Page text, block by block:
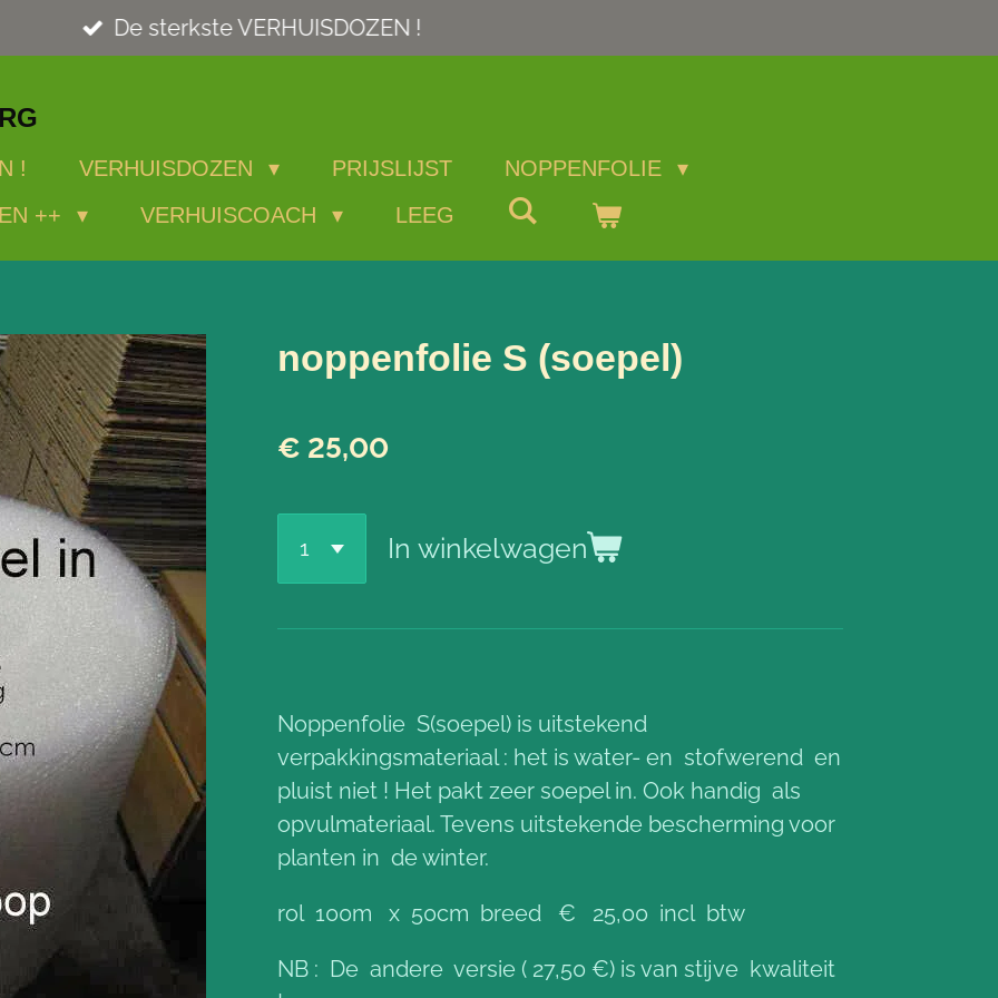
De sterkste VERHUISDOZEN !
! VERHUISDOZEN PRIJSLIJST
NOPPENFOLIE
++ VERHUISCOACH LEEG
noppenfolie S (soepel)
€ 25,00
In winkelwagen
Noppenfolie S(soepel) is uitstekend
verpakkingsmateriaal : het is water- en stofwerend en
pluist niet ! Het pakt zeer soepel in. Ook handig als
opvulmateriaal. Tevens uitstekende bescherming voor
planten in de winter.
rol 100m x 50cm breed € 25,00 incl btw
NB : De andere versie ( 27,50 €) is van stijve kwaliteit